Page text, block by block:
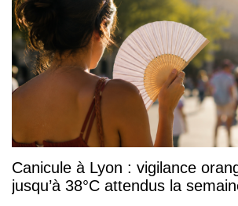
Canicule à Lyon : vigilance
jusqu’à 38°C attendus la